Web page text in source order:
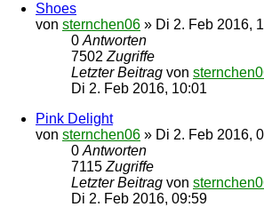
Shoes
von sternchen06 » Di 2. Feb 2016,
0 Antworten
7502 Zugriffe
Letzter Beitrag von
Di 2. Feb 2016, 10:01
Pink Delight
von sternchen06 » Di 2. Feb 2016,
0 Antworten
7115 Zugriffe
Letzter Beitrag von
Di 2. Feb 2016, 09:59